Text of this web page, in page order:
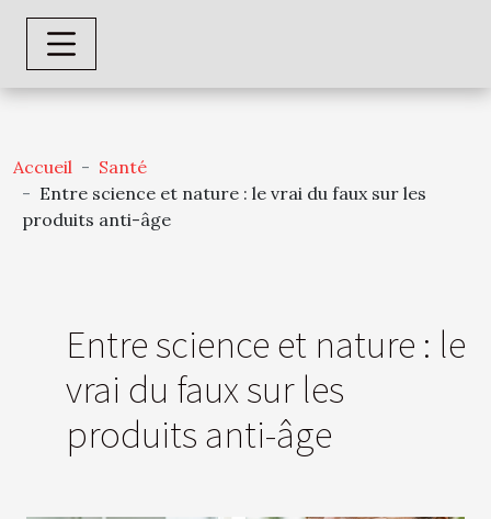
Accueil
Santé
Entre science et nature : le vrai du faux sur les
produits anti-âge
Entre science et nature : le
vrai du faux sur les
produits anti-âge